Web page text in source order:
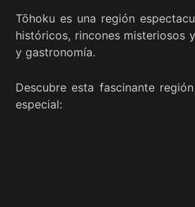
Tōhoku es una región
históricos, rincones misteriosos
y gastronomía.
Descubre esta fascinante
especial: